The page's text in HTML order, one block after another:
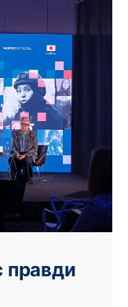
правди